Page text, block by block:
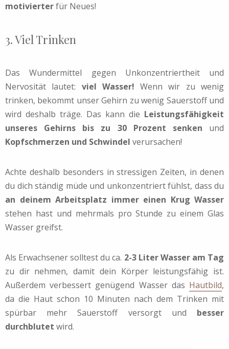
motivierterfür Neues!
3. Viel Trinken
Das Wundermittel gegen Unkonzentriertheit und
Nervosität lautet: viel Wasser! Wenn wir zu wenig
trinken, bekommt unser Gehirn zu wenig Sauerstoff und
wird deshalb träge. Das kann die Leistungsfähigkeit
unseres Gehirns bis zu 30 Prozent senken und
Kopfschmerzen und Schwindel verursachen!
Achte deshalb besonders in stressigen Zeiten, in denen
du dich ständig müde und unkonzentriert fühlst, dass du
an deinem Arbeitsplatz immer einen Krug Wasser
stehen hast und mehrmals pro Stunde zu einem Glas
Wasser greifst.
Als Erwachsener solltest du ca. 2-3 Liter Wasser am Tag
zu dir nehmen, damit dein Körper leistungsfähig ist.
Außerdem verbessert genügend Wasser das Hautbild,
da die Haut schon 10 Minuten nach dem Trinken mit
spürbar mehr Sauerstoff versorgt und besser
durchblutet wird.